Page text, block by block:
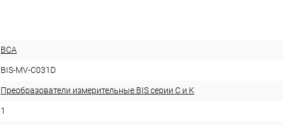
ВСА
BIS-MV-C031D
Преобразователи измерительные BIS серии С и K
1